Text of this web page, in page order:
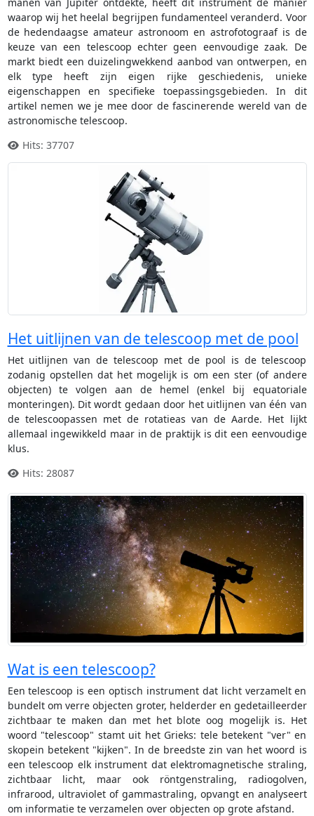
waarop wij het heelal begrijpen fundamenteel veranderd. Voor
de hedendaagse amateur astronoom en astrofotograaf is de
keuze van een telescoop echter geen eenvoudige zaak. De
markt biedt een duizelingwekkend aanbod van ontwerpen, en
elk type heeft zijn eigen rijke geschiedenis, unieke
eigenschappen en specifieke toepassingsgebieden. In dit
artikel nemen we je mee door de fascinerende wereld van de
astronomische telescoop.
Hits: 37707
Het uitlijnen van de telescoop met de pool
Het uitlijnen van de telescoop met de pool is de telescoop
zodanig opstellen dat het mogelijk is om een ster (of andere
objecten) te volgen aan de hemel (enkel bij equatoriale
monteringen). Dit wordt gedaan door het uitlijnen van één van
de telescoopassen met de rotatieas van de Aarde. Het lijkt
allemaal ingewikkeld maar in de praktijk is dit een eenvoudige
klus.
Hits: 28087
Wat is een telescoop?
Een telescoop is een optisch instrument dat licht verzamelt en
bundelt om verre objecten groter, helderder en gedetailleerder
zichtbaar te maken dan met het blote oog mogelijk is. Het
woord "telescoop" stamt uit het Grieks: tele betekent "ver" en
skopein betekent "kijken". In de breedste zin van het woord is
een telescoop elk instrument dat elektromagnetische straling,
zichtbaar licht, maar ook röntgenstraling, radiogolven,
infrarood, ultraviolet of gammastraling, opvangt en analyseert
om informatie te verzamelen over objecten op grote afstand.